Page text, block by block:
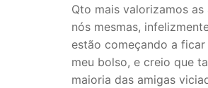
Qto mais valorizamos
nós mesmas,
estão começando a ficar
meu bolso, e creio que
maioria das amigas